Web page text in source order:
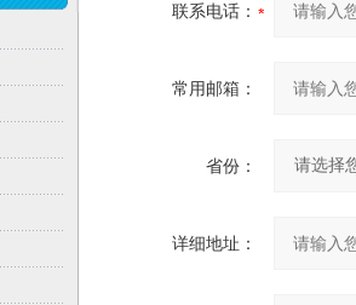
联系电话：
常用邮箱：
省份：
详细地址：